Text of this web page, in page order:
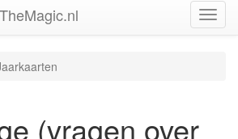
(vragen over